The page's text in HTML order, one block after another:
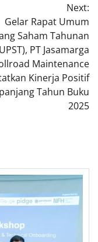
Next:
Gelar Rapat Umum
Saham Tahunan
PT Jasamarga
Maintenance
Kinerja Positif
Tahun Buku
2025